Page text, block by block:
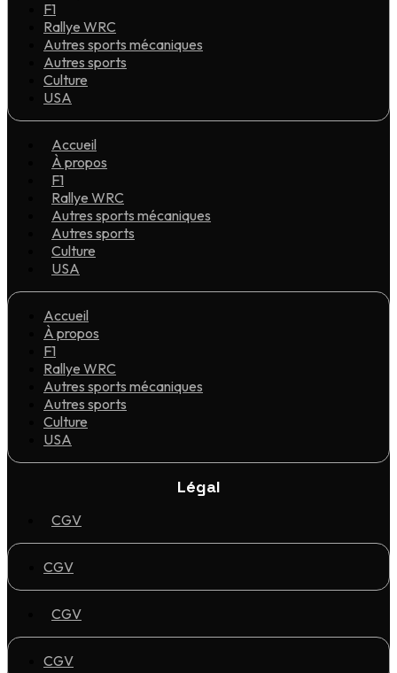
F1
Rallye WRC
Autres sports mécaniques
Autres sports
Culture
USA
Accueil
À propos
F1
Rallye WRC
Autres sports mécaniques
Autres sports
Culture
USA
Accueil
À propos
F1
Rallye WRC
Autres sports mécaniques
Autres sports
Culture
USA
Légal
CGV
CGV
CGV
CGV